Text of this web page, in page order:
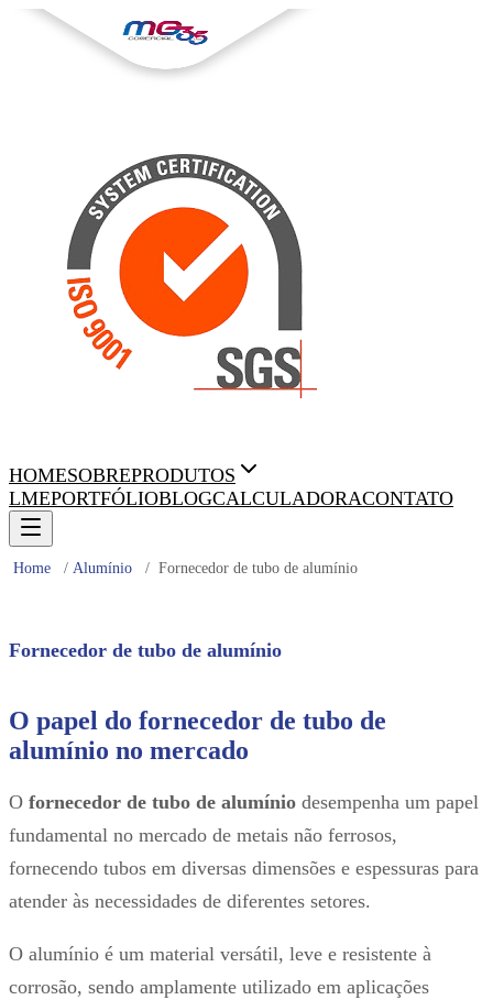
HOMESOBREPRODUTOS
LMEPORTFÓLIOBLOGCALCULADORACONTATO
Home / Alumínio / Fornecedor de tubo de alumínio
Fornecedor de tubo de alumínio
O papel do fornecedor de tubo de
alumínio no mercado
O fornecedor de tubo de alumínio desempenha um papel
fundamental no mercado de metais não ferrosos,
fornecendo tubos em diversas dimensões e espessuras para
atender às necessidades de diferentes setores.
O alumínio é um material versátil, leve e resistente à
corrosão, sendo amplamente utilizado em aplicações